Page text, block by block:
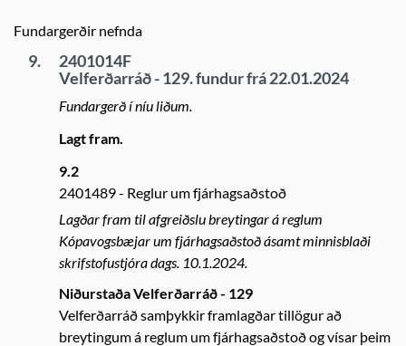
Fundargerðir nefnda
9.
2401014F
Velferðarráð - 129. fundur frá 22.01.2024
Fundargerð í níu liðum.
Lagt fram.
9.2
2401489
Reglur um fjárhagsaðstoð
Lagðar fram til afgreiðslu breytingar á reglum
Kópavogsbæjar um fjárhagsaðstoð ásamt minnisblaði
skrifstofustjóra dags. 10.1.2024.
Niðurstaða Velferðarráð - 129
Velferðarráð samþykkir framlagðar tillögur að
breytingum á reglum um fjárhagsaðstoð og vísar þeim